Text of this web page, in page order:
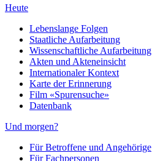
Heute
Lebenslange Folgen
Staatliche Aufarbeitung
Wissenschaftliche Aufarbeitung
Akten und Akteneinsicht
Internationaler Kontext
Karte der Erinnerung
Film «Spurensuche»
Datenbank
Und morgen?
Für Betroffene und Angehörige
Für Fachpersonen